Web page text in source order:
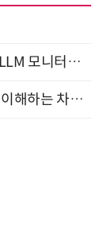
[올쇼TV] AI 시대의 옵저버빌리티: GPU·LLM 모니터링부터 AI 기반 장애 대응까지 (8/11 생방송)
“큐비트·양자 알고리즘·Qiskit 실습으로 이해하는 차세대 컴퓨팅” (8/28)